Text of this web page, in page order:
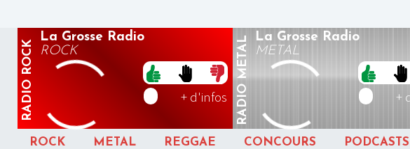
RADIO
ROCK
La Grosse Radio
ROCK
+ d'infos RADIO
METAL La Grosse Radio
METAL
+
ROCK METAL REGGAE CONCOURS PODCASTS